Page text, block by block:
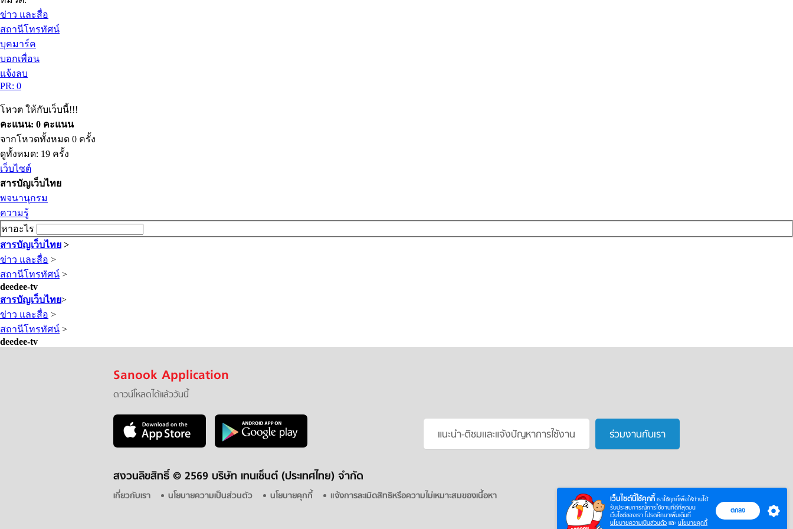
เว็บไซต์นี้ใช้คุกกี้ เราใช้คุกกี้เพื่อให้ท่านได้
รับประสบการณ์การใช้งานที่ดีที่สุดบน
เว็บไซต์ของเรา โปรดศึกษาเพิ่มเติมที่
นโยบายความเป็นส่วนตัว และ นโยบายคุกกี้
ตกลง
ข่าว และสื่อ
สถานีโทรทัศน์
บุคมาร์ค
บอกเพื่อน
แจ้งลบ
PR: 0
โหวต ให้กับเว็บนี้!!!
คะแนน: 0 คะแนน
จากโหวตทั้งหมด 0 ครั้ง
ดูทั้งหมด: 19 ครั้ง
เว็บไซต์
สารบัญเว็บไทย
พจนานุกรม
ความรู้
หาอะไร
สารบัญเว็บไทย >
ข่าว และสื่อ >
สถานีโทรทัศน์ >
deedee-tv
สารบัญเว็บไทย>
ข่าว และสื่อ >
สถานีโทรทัศน์ >
deedee-tv
Sanook Application
ดาวน์โหลดได้แล้ววันนี้
แนะนำ-ติชมเเละแจ้งปัญหาการใช้งาน ร่วมงานกับเรา
สงวนลิขสิทธิ์ © 2569 บริษัท เทนเซ็นต์ (ประเทศไทย) จำกัด
เกี่ยวกับเรา นโยบายความเป็นส่วนตัว นโยบายคุกกี้ แจ้งการละเมิดสิทธิหรือความไม่เหมาะสมของเนื้อหา